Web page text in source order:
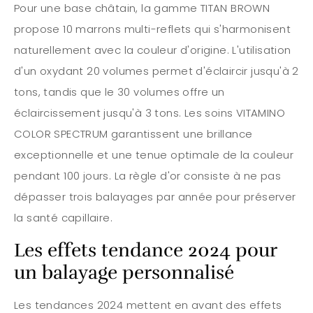
Pour une base châtain, la gamme TITAN BROWN
propose 10 marrons multi-reflets qui s'harmonisent
naturellement avec la couleur d'origine. L'utilisation
d'un oxydant 20 volumes permet d'éclaircir jusqu'à 2
tons, tandis que le 30 volumes offre un
éclaircissement jusqu'à 3 tons. Les soins VITAMINO
COLOR SPECTRUM garantissent une brillance
exceptionnelle et une tenue optimale de la couleur
pendant 100 jours. La règle d'or consiste à ne pas
dépasser trois balayages par année pour préserver
la santé capillaire.
Les effets tendance 2024 pour
un balayage personnalisé
Les tendances 2024 mettent en avant des effets